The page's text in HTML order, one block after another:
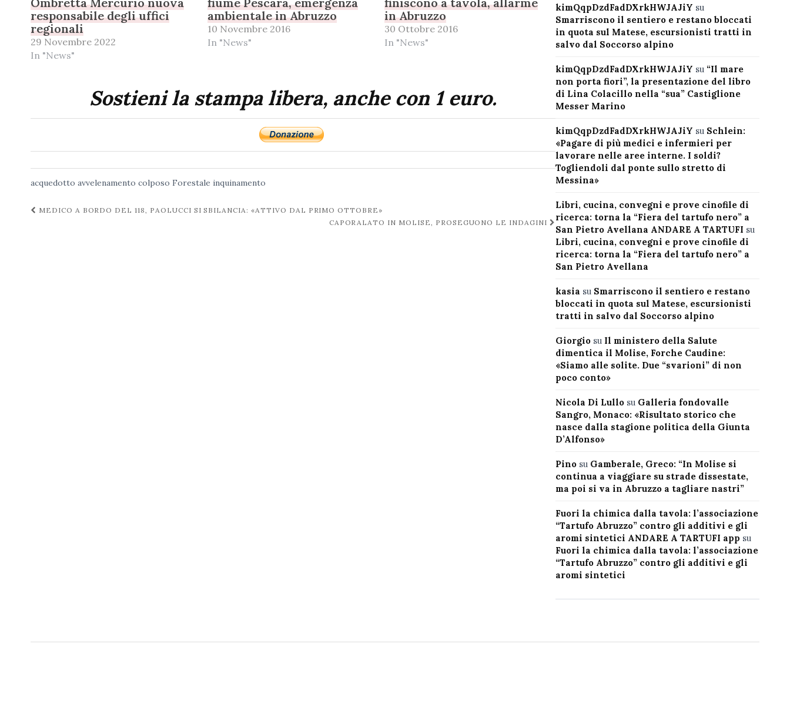
responsabile degli uffici
regionali
29 Novembre 2022
In "News"
ambientale in Abruzzo
10 Novembre 2016
In "News"
in Abruzzo
30 Ottobre 2016
In "News"
Sostieni la stampa libera, anche con 1 euro.
acquedotto avvelenamento colposo Forestale inquinamento
Navigazione
MEDICO A BORDO DEL 118, PAOLUCCI SI SBILANCIA: «ATTIVO DAL PRIMO OTTOBRE»
CAPORALATO IN MOLISE, PROSEGUONO LE INDAGINI
kimQqpDzdFadDXrkHWJAJiY su
Smarriscono il sentiero e restano bloccati
in quota sul Matese, escursionisti tratti in
salvo dal Soccorso alpino
kimQqpDzdFadDXrkHWJAJiY su “Il mare
non porta fiori”, la presentazione del libro
di Lina Colacillo nella “sua” Castiglione
Messer Marino
kimQqpDzdFadDXrkHWJAJiY su Schlein:
«Pagare di più medici e infermieri per
lavorare nelle aree interne. I soldi?
Togliendoli dal ponte sullo stretto di
Messina»
Libri, cucina, convegni e prove cinofile di
ricerca: torna la “Fiera del tartufo nero” a
San Pietro Avellana ANDARE A TARTUFI su
Libri, cucina, convegni e prove cinofile di
ricerca: torna la “Fiera del tartufo nero” a
San Pietro Avellana
kasia su Smarriscono il sentiero e restano
bloccati in quota sul Matese, escursionisti
tratti in salvo dal Soccorso alpino
Giorgiosu Il ministero della Salute
dimentica il Molise, Forche Caudine:
«Siamo alle solite. Due “svarioni” di non
poco conto»
Nicola Di Lullosu Galleria fondovalle
Sangro, Monaco: «Risultato storico che
nasce dalla stagione politica della Giunta
D’Alfonso»
Pinosu Gamberale, Greco: “In Molise si
continua a viaggiare su strade dissestate,
ma poi si va in Abruzzo a tagliare nastri”
Fuori la chimica dalla tavola: l’associazione
“Tartufo Abruzzo” contro gli additivi e gli
aromi sintetici ANDARE A TARTUFI app su
Fuori la chimica dalla tavola: l’associazione
“Tartufo Abruzzo” contro gli additivi e gli
aromi sintetici